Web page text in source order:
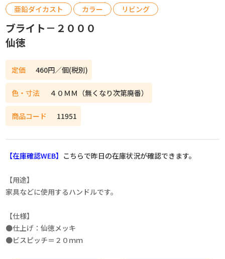
亜鉛ダイカスト カラー リビング
ブライト－２０００
仙徳
定価 460円／個(税別)
色・寸法 ４０ＭＭ（無くなり次第廃番）
商品コード 11951
【在庫確認WEB】 こちらで昨日の在庫状況が確認できます。
【用途】
家具などに使用するハンドルです。
【仕様】
●仕上げ：仙徳メッキ
●ビスピッチ＝２０ｍｍ